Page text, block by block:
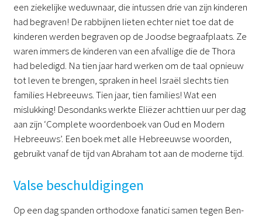
een ziekelijke weduwnaar, die intussen drie van zijn kinderen
had begraven! De rabbijnen lieten echter niet toe dat de
kinderen werden begraven op de Joodse begraafplaats. Ze
waren immers de kinderen van een afvallige die de Thora
had beledigd. Na tien jaar hard werken om de taal opnieuw
tot leven te brengen, spraken in heel Israël slechts tien
families Hebreeuws. Tien jaar, tien families! Wat een
mislukking! Desondanks werkte Eliëzer achttien uur per dag
aan zijn ‘Complete woordenboek van Oud en Modern
Hebreeuws’. Een boek met alle Hebreeuwse woorden,
gebruikt vanaf de tijd van Abraham tot aan de moderne tijd.
Valse beschuldigingen
Op een dag spanden orthodoxe fanatici samen tegen Ben-